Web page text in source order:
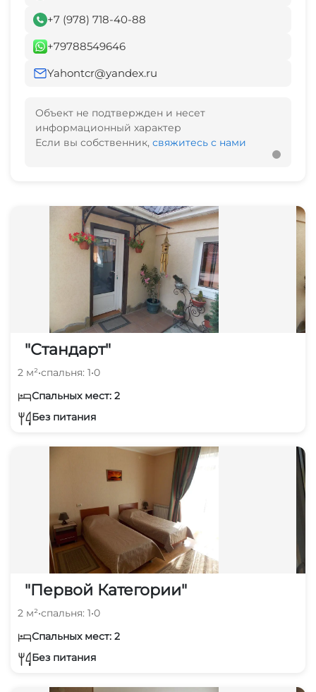
+7 (978) 718-40-88
+79788549646
Yahontcr@yandex.ru
Объект не подтвержден и несет
информационный характер
Если вы собственник, свяжитесь с нами
"Стандарт"
2 м²•спальня: 1•0
Спальных мест: 2
Без питания
"Первой Категории"
2 м²•спальня: 1•0
Спальных мест: 2
Без питания